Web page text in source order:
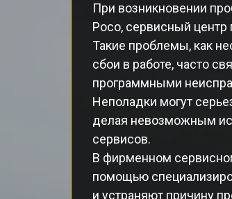
При возникновении
Poco, сервисный центр
Такие проблемы, как
сбои в работе, часто
программными
Неполадки могут
делая невозможным
сервисов.
В фирменном
помощью
и устраняют причину